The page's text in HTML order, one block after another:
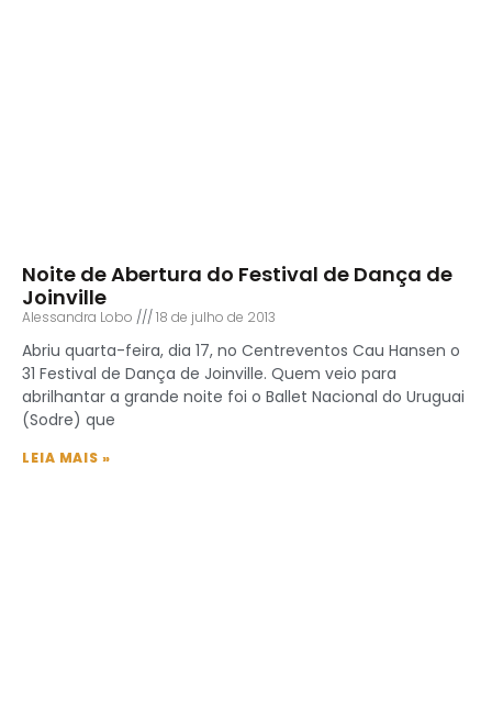
Noite de Abertura do Festival de Dança de
Joinville
Alessandra Lobo 18 de julho de 2013
Abriu quarta-feira, dia 17, no Centreventos Cau Hansen o
31 Festival de Dança de Joinville. Quem veio para
abrilhantar a grande noite foi o Ballet Nacional do Uruguai
(Sodre) que
LEIA MAIS »